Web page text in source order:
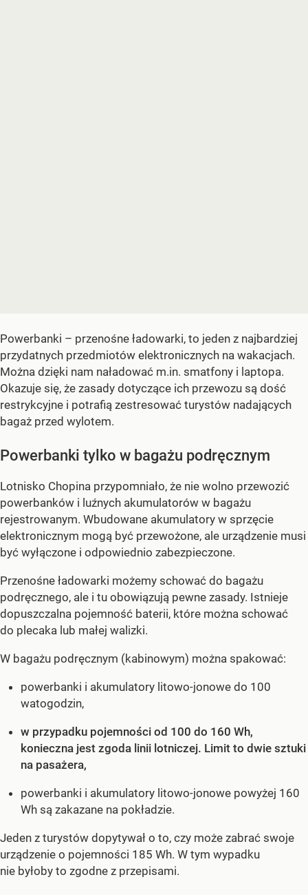
Powerbanki – przenośne ładowarki, to jeden z najbardziej
przydatnych przedmiotów elektronicznych na wakacjach.
Można dzięki nam naładować m.in. smatfony i laptopa.
Okazuje się, że zasady dotyczące ich przewozu są dość
restrykcyjne i potrafią zestresować turystów nadających
bagaż przed wylotem.
Powerbanki tylko w bagażu podręcznym
Lotnisko Chopina przypomniało, że nie wolno przewozić
powerbanków i luźnych akumulatorów w bagażu
rejestrowanym. Wbudowane akumulatory w sprzęcie
elektronicznym mogą być przewożone, ale urządzenie musi
być wyłączone i odpowiednio zabezpieczone.
Przenośne ładowarki możemy schować do bagażu
podręcznego, ale i tu obowiązują pewne zasady. Istnieje
dopuszczalna pojemność baterii, które można schować
do plecaka lub małej walizki.
W bagażu podręcznym (kabinowym) można spakować:
powerbanki i akumulatory litowo-jonowe do 100
watogodzin,
w przypadku pojemności od 100 do 160 Wh,
konieczna jest zgoda linii lotniczej. Limit to dwie sztuki
na pasażera,
powerbanki i akumulatory litowo-jonowe powyżej 160
Wh są zakazane na pokładzie.
Jeden z turystów dopytywał o to, czy może zabrać swoje
urządzenie o pojemności 185 Wh. W tym wypadku
nie byłoby to zgodne z przepisami.